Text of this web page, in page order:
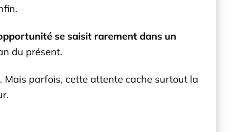
se saisit rarement dans un
du présent.
Mais parfois, cette attente cache surtout la